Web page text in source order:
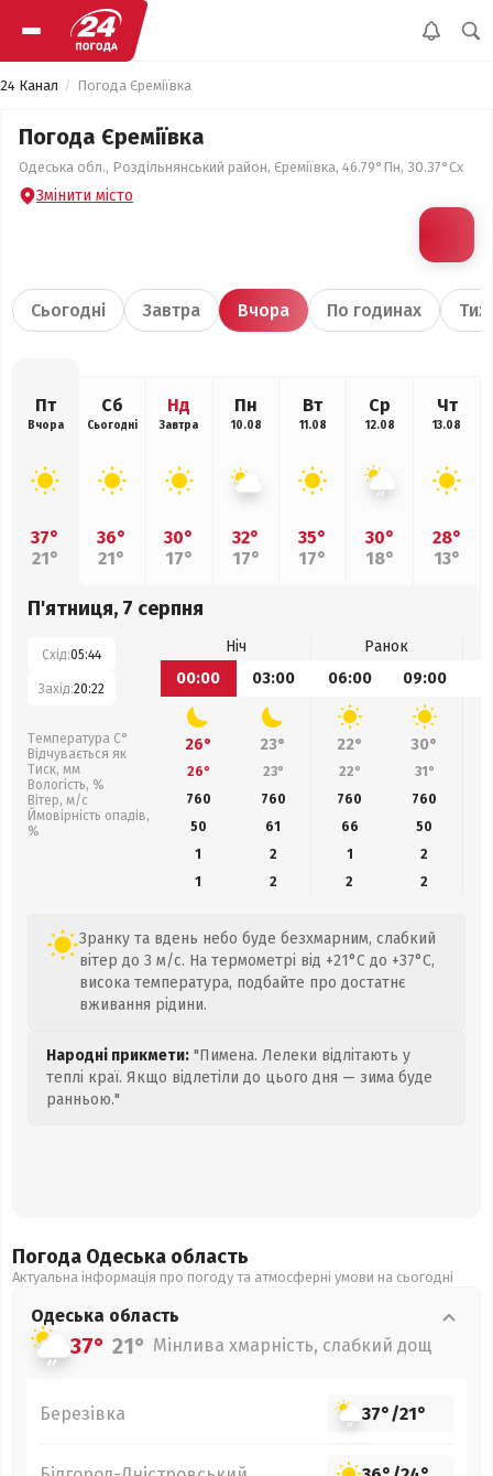
24 Канал Погода Єреміївка
Погода Єреміївка
Одеська обл., Роздільнянський район, Єреміївка, 46.79°Пн, 30.37°Сх
Змінити місто
Сьогодні Завтра Вчора По годинах
Пт
Вчора
37°
21°
Сб
Сьогодні
36°
21°
Нд
Завтра
30°
17°
Пн
10.08
32°
17°
Вт
11.08
35°
17°
Ср
12.08
30°
18°
Чт
13.08
28°
13°
П'ятниця, 7 серпня
Схід:05:44
Захід:20:22
Температура С°
Відчувається як
Тиск, мм
Вологість, %
Вітер, м/с
Ймовірність опадів,
%
Ніч
Ранок
00:00
03:00 06:00 09:00
26° 23° 22° 30°
26° 23° 22° 31°
760
760 760 760
50
61 66 50
1
2 1
2
1
2 2 2
Зранку та вдень небо буде безхмарним, слабкий
вітер до 3 м/с. На термометрі від +21°C до +37°C,
висока температура, подбайте про достатнє
вживання рідини.
Народні прикмети: "Пимена. Лелеки відлітають у
теплі краї. Якщо відлетіли до цього дня — зима буде
ранньою."
Погода Одеська область
Актуальна інформація про погоду та атмосферні умови на сьогодні
Одеська область
37° 21° Мінлива хмарність, слабкий дощ
Березівка 37°/21°